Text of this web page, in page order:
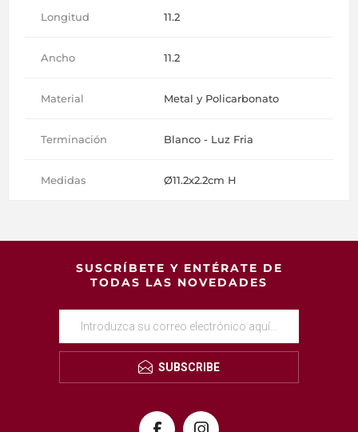
Longitud 11.2
Ancho 11.2
Material Metal y Policarbonato
Terminación Blanco - Luz Fria
Medidas Ø11.2x2.2cm H
SUSCRÍBETE Y ENTÉRATE DE
TODAS LAS NOVEDADES
SUBSCRIBE